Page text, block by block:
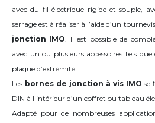
avec du fil électrique rigide et souple,
serrage est à réaliser à l’aide d’un
jonction IMO. Il est possible de
avec un ou plusieurs accessoires tels
plaque d’extrémité.
Les bornes de jonction à vis IMO se
DIN à l'intérieur d’un coffret ou tableau
Adapté pour de nombreuses